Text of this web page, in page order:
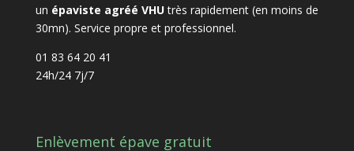
un épaviste agréé VHUtrès rapidement (en moins de
30mn). Service propre et professionnel.
01 83 64 20 41
24h/24 7j/7
Enlèvement épave gratuit